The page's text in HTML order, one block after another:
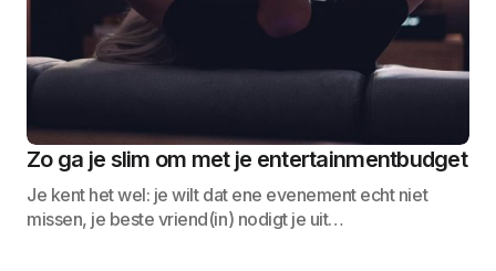
Zo ga je slim om met je entertainmentbudget
Je kent het wel: je wilt dat ene evenement echt niet
missen, je beste vriend(in) nodigt je uit…